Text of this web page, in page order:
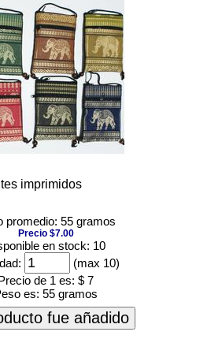
imprimidos
promedio: 55 gramos
Precio $7.00
en stock: 10
(max 10)
de 1 es: $ 7
es: 55 gramos
fue añadido